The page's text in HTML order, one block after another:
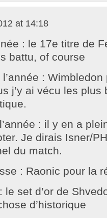
at 14:18
: le 17e titre de
battu, of course
: Wimbledon
j’y ai vécu les
: il y en a
Je dirais Isner/
du match.
: Raonic pour la
set d’or de
d’historique